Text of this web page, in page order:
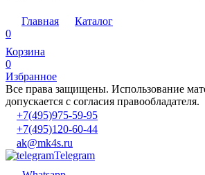
Главная
Каталог
0
Корзина
0
Избранное
Все права защищены. Использование
допускается с согласия правообладателя.
+7(495)975-59-95
+7(495)120-60-44
ak@mk4s.ru
Telegram